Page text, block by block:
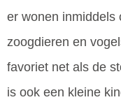
er wonen inmiddels
zoogdieren en
favoriet net als de
is ook een kleine